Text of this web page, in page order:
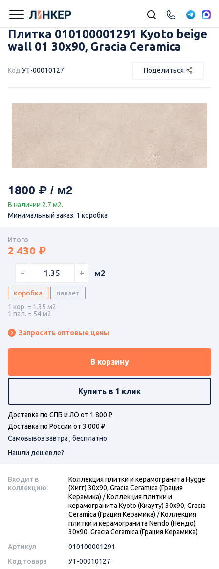
Плитка 010100001291 Kyoto beige
wall 01 30х90, Gracia Ceramica
Код УТ-00010127 Поделиться
1800
В наличии 2.7 м2.
Минимальный заказ: 1 коробка
Итого
2 430
м2
коробка
паллет
1 кор. = 1.35 м2
1 пал. = 54 м2
Запросить оптовые цены
В корзину
Купить в 1 клик
Доставка по СПБ и ЛО от 1 800 ₽
Доставка по России от 3 000 ₽
Самовывоз завтра , бесплатно
Нашли дешевле?
Входит в
коллекцию:
Коллекция плитки и керамогранита Hygge
(Хигг) 30х90, Gracia Ceramica (Грация
Керамика) /Коллекция плитки и
керамогранита Kyoto (Киауту) 30х90, Gracia
Ceramica (Грация Керамика) /Коллекция
плитки и керамогранита Nendo (Нендо)
30х90, Gracia Ceramica (Грация Керамика)
Артикул
010100001291
Код товара
УТ-00010127